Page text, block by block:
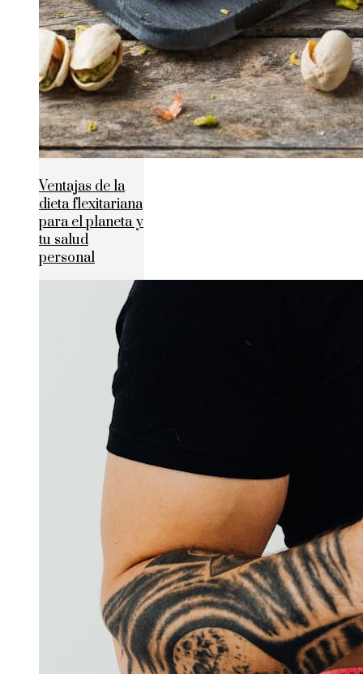
Ventajas de la
dieta flexitariana
para el planeta y
tu salud
personal